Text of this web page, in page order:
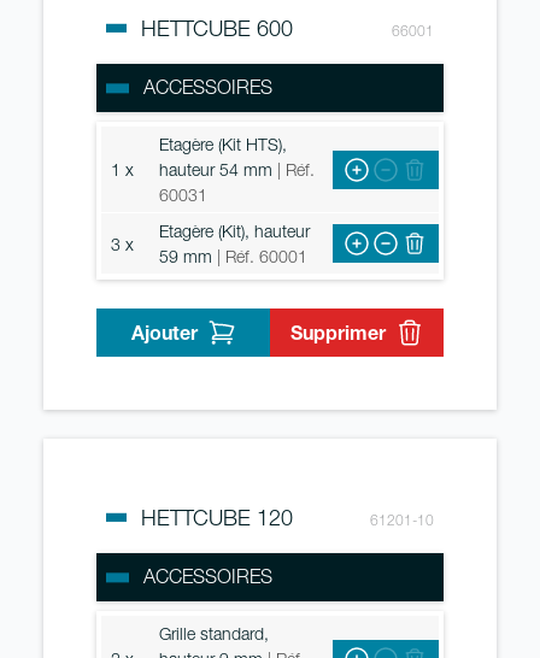
HETTCUBE 600 66001
ACCESSOIRES
1 x
Etagère (Kit HTS),
hauteur 54 mm | Réf.
60031
3 x
Etagère (Kit), hauteur
59 mm | Réf. 60001
Ajouter Supprimer
HETTCUBE 120 61201-10
ACCESSOIRES
Grille standard,